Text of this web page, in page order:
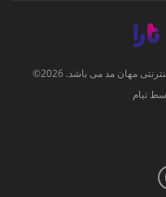
مهان مد می باشد. 2026©
تیام